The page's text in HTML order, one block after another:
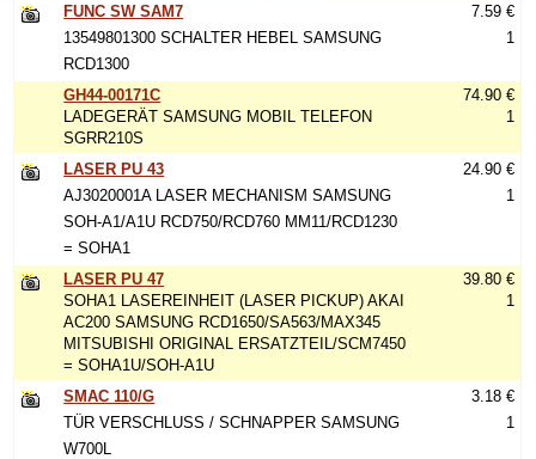
FUNC SW SAM7
13549801300 SCHALTER HEBEL SAMSUNG
RCD1300
7.59 €
1
GH44-00171C
LADEGERÄT SAMSUNG MOBIL TELEFON
SGRR210S
74.90 €
1
LASER PU 43
AJ3020001A LASER MECHANISM SAMSUNG
SOH-A1/A1U RCD750/RCD760 MM11/RCD1230
= SOHA1
24.90 €
1
LASER PU 47
SOHA1 LASEREINHEIT (LASER PICKUP) AKAI
AC200 SAMSUNG RCD1650/SA563/MAX345
MITSUBISHI ORIGINAL ERSATZTEIL/SCM7450
= SOHA1U/SOH-A1U
39.80 €
1
SMAC 110/G
TÜR VERSCHLUSS / SCHNAPPER SAMSUNG
W700L
3.18 €
1